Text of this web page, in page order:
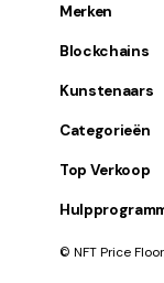
Merken
Blockchains
Kunstenaars
Categorieën
Top Verkoop
© NFT Price